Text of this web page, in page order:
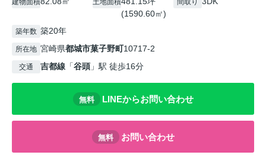
建物面積 土地面積
(1590.60㎡)
間取り
築年数 築20年
所在地 宮崎県都城市菓子野町10717-2
交通 吉都線 「谷頭 」駅 徒歩16分
無料 LINEからお問い合わせ
無料 お問い合わせ